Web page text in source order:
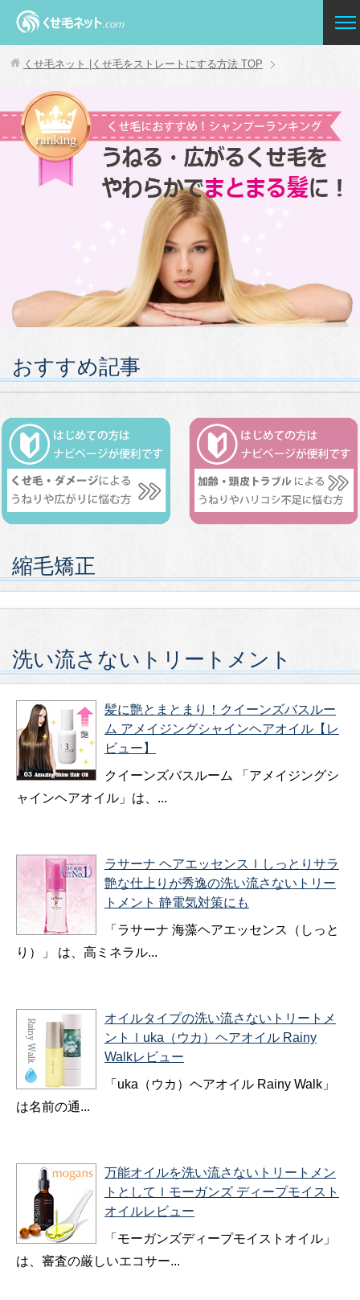
くせ毛ネット |くせ毛をストレートにする方法TOP
おすすめ記事
縮毛矯正
洗い流さないトリートメント
髪に艶とまとまり！クイーンズバスルー
ム アメイジングシャインヘアオイル【レ
ビュー】
クイーンズバスルーム 「アメイジングシ
ャインヘアオイル」は、...
ラサーナ ヘアエッセンスｌしっとりサラ
艶な仕上りが秀逸の洗い流さないトリー
トメント 静電気対策にも
「ラサーナ 海藻ヘアエッセンス（しっと
り）」 は、高ミネラル...
オイルタイプの洗い流さないトリートメ
ントｌuka（ウカ）ヘアオイル Rainy
Walkレビュー
「uka（ウカ）ヘアオイル Rainy Walk」
は名前の通...
万能オイルを洗い流さないトリートメン
トとしてｌモーガンズ ディープモイスト
オイルレビュー
「モーガンズディープモイストオイル」
は、審査の厳しいエコサー...